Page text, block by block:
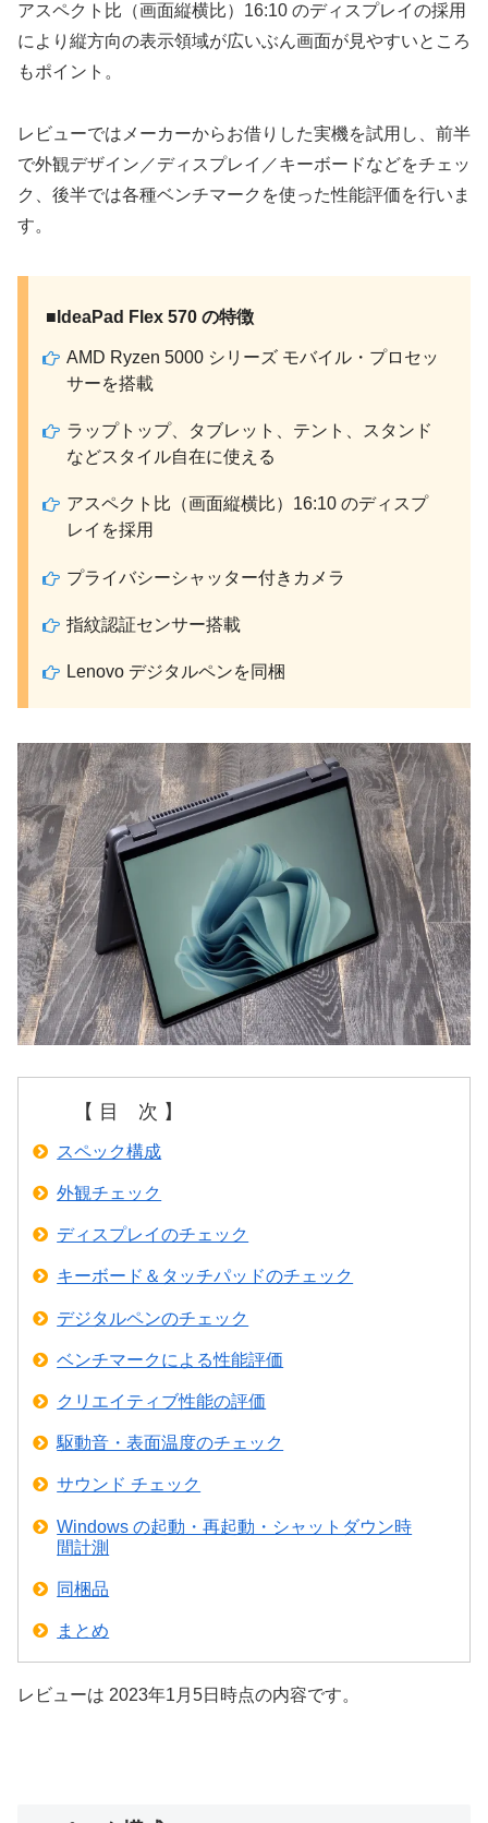
アスペクト比（画面縦横比）16:10 のディスプレイの採用
により縦方向の表示領域が広いぶん画面が見やすいところ
もポイント。
レビューではメーカーからお借りした実機を試用し、前半
で外観デザイン／ディスプレイ／キーボードなどをチェッ
ク、後半では各種ベンチマークを使った性能評価を行いま
す。
■IdeaPad Flex 570 の特徴
AMD Ryzen 5000 シリーズ モバイル・プロセッ
サーを搭載
ラップトップ、タブレット、テント、スタンド
などスタイル自在に使える
アスペクト比（画面縦横比）16:10 のディスプ
レイを採用
プライバシーシャッター付きカメラ
指紋認証センサー搭載
Lenovo デジタルペンを同梱
【 目 次 】
スペック構成
外観チェック
ディスプレイのチェック
キーボード＆タッチパッドのチェック
デジタルペンのチェック
ベンチマークによる性能評価
クリエイティブ性能の評価
駆動音・表面温度のチェック
サウンド チェック
Windows の起動・再起動・シャットダウン時
間計測
同梱品
まとめ
レビューは 2023年1月5日時点の内容です。